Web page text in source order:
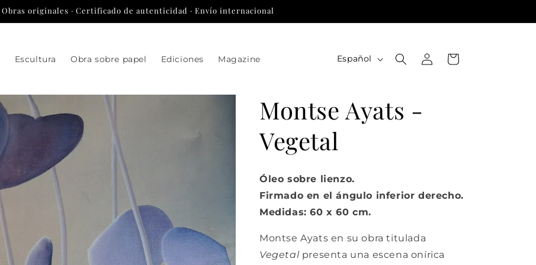
Obras originales · Certificado de autenticidad · Envío internacional
Escultura Obra sobre papel Ediciones Magazine
o
m
a
Español
sesión
Carrito
Montse Ayats -
Vegetal
Óleo sobre lienzo.
Firmado en el ángulo inferior derecho.
Medidas: 60 x 60 cm.
Montse Ayats en su obra titulada
Vegetalpresenta una escena onírica